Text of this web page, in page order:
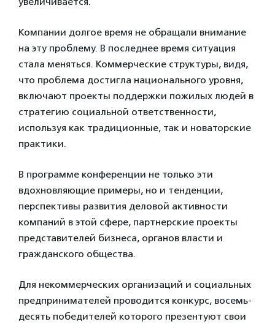
Компании долгое время не обращали внимание
на эту проблему. В последнее время ситуация
стала меняться. Коммерческие структуры, видя,
что проблема достигла национального уровня,
включают проекты поддержки пожилых людей в
стратегию социальной ответственности,
используя как традиционные, так и новаторские
практики.
В программе конференции не только эти
вдохновляющие примеры, но и тенденции,
перспективы развития деловой активности
компаний в этой сфере, партнерские проекты
представителей бизнеса, органов власти и
гражданского общества.
Для некоммерческих организаций и социальных
предпринимателей проводится конкурс, восемь-
десять победителей которого презентуют свои